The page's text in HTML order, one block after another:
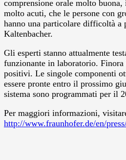
comprensione orale molto
molto acuti, che le persone con
hanno una particolare difficoltà a
Kaltenbacher.
Gli esperti stanno attualmente
funzionante in laboratorio.
positivi. Le singole componenti
essere pronte entro il prossimo
sistema sono programmati per il
Per maggiori informazioni,
http://www.fraunhofer.de/en/